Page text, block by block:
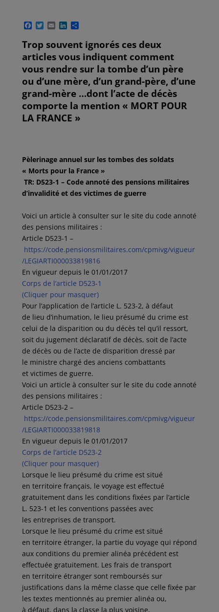
F
c
e
b
o
k
T
r
E
a
i
l
L
n
k
e
d
I
n
P
r
t
a
e
r
Trop souvent ignorés ces deux
articles vous indiquent comment
vous rendre sur la tombe d’un père
ou d’une mère, d’un grand-père, d’une
grand-mère …dont l’acte de décès
comporte la mention « MORT POUR
LA FRANCE »
Pèlerinage annuel sur les tombes des soldats
« Morts pour la France »
TR: D523-1 – Code annoté des pensions militaires
d’invalidité et des victimes de guerre
Voici un article à consulter sur le site du code annoté
des pensions militaires :
Article D523-1 –
https://code.pensionsmilitaires.com/cpmivg/vigueur
/LEGIARTI000033819816
En vigueur depuis le 01/01/2017
Corps de l’article D523-1
(Cliquer pour masquer)
Pour l’application de l’article L. 523-2, à défaut
de lieu d’inhumation, le lieu présumé du crime est
celui de la disparition ou du décès tel qu’il ressort,
soit du jugement déclaratif de décès, soit de l’acte
de décès ou de l’acte de disparition dressé par
le ministre chargé des anciens combattants
et victimes de guerre.
Voici un article à consulter sur le site du code annoté
des pensions militaires :
Article D523-2 –
https://code.pensionsmilitaires.com/cpmivg/vigueur
/LEGIARTI000033819818
En vigueur depuis le 01/01/2017
Corps de l’article D523-2
(Cliquer pour masquer)
Lorsque le lieu présumé du crime est situé
en territoire français, le voyage est effectué
gratuitement dans les conditions fixées par l’article
L. 523-1 et les conventions passées avec
les entreprises de transport.
Lorsque le lieu présumé du crime est situé
en territoire étranger, la partie du voyage qui répond
aux conditions du premier alinéa précédent est
effectuée gratuitement. Les frais de transport
en territoire étranger sont remboursés sur
justifications dans la même classe que celle fixée par
les textes mentionnés au premier alinéa ou,
à défaut, dans la classe la plus voisine.